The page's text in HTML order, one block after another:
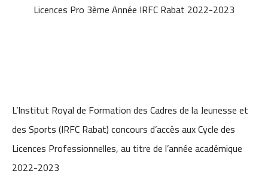
Licences Pro 3ème Année IRFC Rabat 2022-2023
L’Institut Royal de Formation des Cadres de la Jeunesse et
des Sports (IRFC Rabat) concours d’accès aux Cycle des
Licences Professionnelles, au titre de l’année académique
2022-2023